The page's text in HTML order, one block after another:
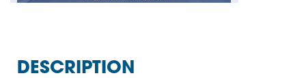
DESCRIPTION